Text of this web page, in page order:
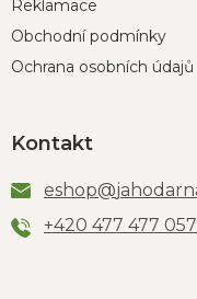
Reklamace
Obchodní podmínky
Ochrana osobních údajů
Kontakt
eshop@
+420 477 477 057